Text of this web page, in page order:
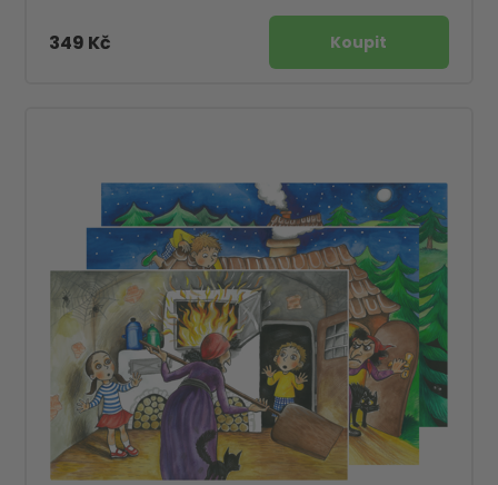
349 Kč